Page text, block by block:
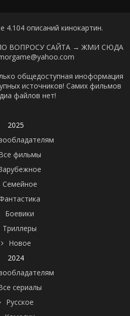
4.104 описаний кинокартин.
ВОПРОСУ САЙТА → ЖМИ СЮДА
общедоступная иноформация
источников! Самих фильмов
файлов нет!
2025
фильмы
Семейное
Фантастика
Боевики
Триллеры
Новое
2024
сериалы
Русское